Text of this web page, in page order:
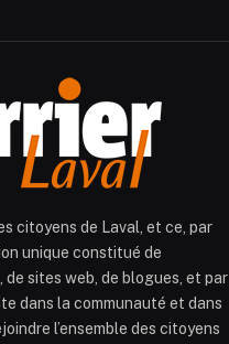
citoyens de Laval, et ce, par
unique constitué de
de sites web, de blogues, et par
dans la communauté et dans
l’ensemble des citoyens